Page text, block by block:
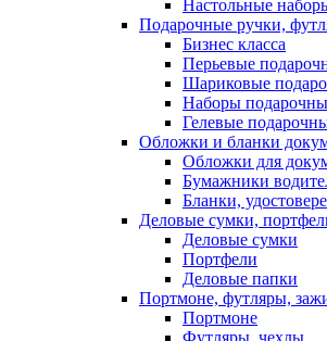
Настольные
Подарочные ручки,
Бизнес класса
Перьевые
Шариковые
Наборы
Гелевые
Обложки и бланки
Обложки для
Бумажники
Бланки,
Деловые сумки,
Деловые сумки
Портфели
Деловые папки
Портмоне, футляры,
Портмоне